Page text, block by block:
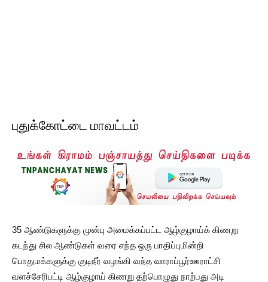
புதுக்கோட்டை மாவட்டம்
35 ஆண்டுகளுக்கு முன்பு அமைக்கப்பட்ட ஆழ்குழாய்க் கிணறு
கடந்து சில ஆண்டுகள் வரை எந்த ஒரு பாதிப்புமின்றி
பொதுமக்களுக்கு குடிநீர் வழங்கி வந்த வாராப்பூர்ஊராட்சி
வளச்சேரிபட்டி ஆழ்குழாய் கிணறு தற்பொழுது நாற்பது அடி